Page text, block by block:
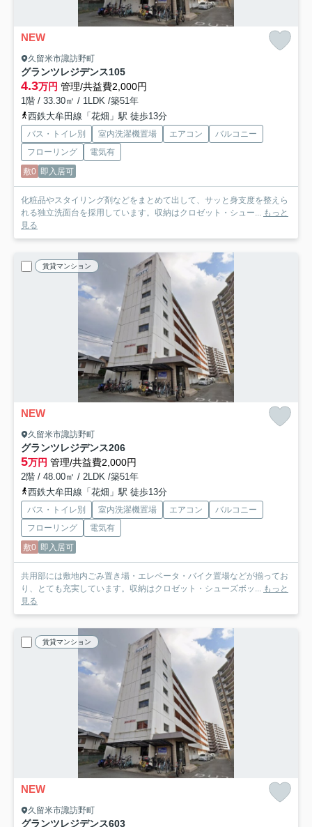
NEW
久留米市諏訪野町
グランツレジデンス105
4.3万円 管理/共益費2,000円
1階 / 33.30㎡ / 1LDK /築51年
西鉄大牟田線「花畑」駅 徒歩13分
バス・トイレ別 室内洗濯機置場 エアコン
バルコニー
フローリング
電気有
敷0 即入居可
化粧品やスタイリング剤などをまとめて出して、サッと身支度を整えら
れる独立洗面台を採用しています。収納はクロゼット・シュー...
もっと
見る
賃貸マンション
NEW
久留米市諏訪野町
グランツレジデンス206
5万円 管理/共益費2,000円
2階 / 48.00㎡ / 2LDK /築51年
西鉄大牟田線「花畑」駅 徒歩13分
バス・トイレ別 室内洗濯機置場 エアコン
バルコニー
フローリング
電気有
敷0 即入居可
共用部には敷地内ごみ置き場・エレベータ・バイク置場などが揃ってお
り、とても充実しています。収納はクロゼット・シューズボッ...
もっと
見る
賃貸マンション
NEW
久留米市諏訪野町
グランツレジデンス603